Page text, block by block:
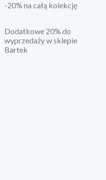
-20% na całą kolekcję
Dodatkowe 20% do
wyprzedaży w sklepie
Bartek